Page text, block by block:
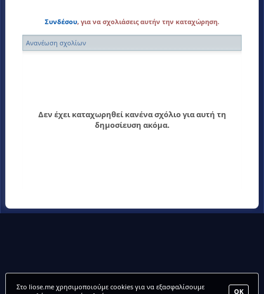
Συνδέσου, για να σχολιάσεις αυτήν την καταχώρηση.
Ανανέωση σχολίων
Δεν έχει καταχωρηθεί κανένα σχόλιο για αυτή τη
δημοσίευση ακόμα.
ΟΚ
Στο liose.me χρησιμοποιούμε cookies για να εξασφαλίσουμε